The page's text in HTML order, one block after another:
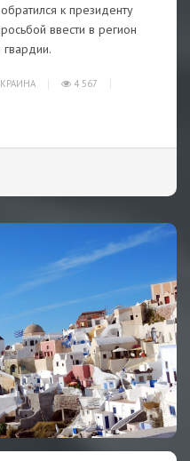
к президенту
ввести в регион
4 567